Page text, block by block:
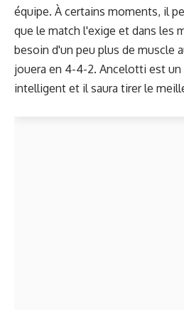
équipe. À certains moments, il
que le match l'exige et dans les
besoin d'un peu plus de muscle
jouera en 4-4-2. Ancelotti est un
intelligent et il saura tirer le